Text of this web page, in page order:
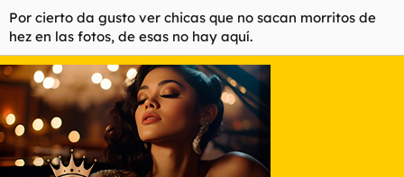
Por cierto da gusto ver chicas que no sacan morritos de
hez en las fotos, de esas no hay aquí.